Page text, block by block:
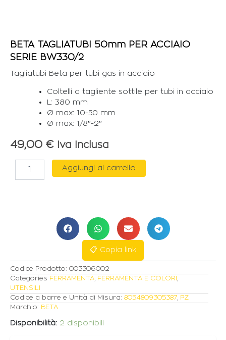
BETA TAGLIATUBI 50mm PER ACCIAIO
SERIE BW330/2
Tagliatubi Beta per tubi gas in acciaio
Coltelli a tagliente sottile per tubi in acciaio
L: 380 mm
Ø max: 10-50 mm
Ø max: 1/8″-2″
49,00 € Iva Inclusa
TAGLIATUBI
Aggiungi al carrello
📋 Copia link
Codice Prodotto: 003306002
Categories FERRAMENTA, FERRAMENTA E COLORI ,
UTENSILI
Codice a barre e Unità di Misura: 8054809305387, PZ
Marchio: BETA
Disponibilità: 2 disponibili